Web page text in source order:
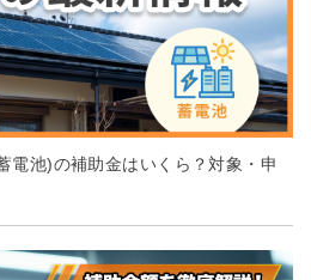
電池)の補助金はいくら？対象・申